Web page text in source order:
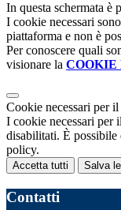
In questa schermata è
I cookie necessari
piattaforma e non è
Per conoscere quali
visionare la COOKIE
Cookie necessari per
I cookie necessari per
disabilitati. È possibile
policy.
Accetta tutti Salva
Contatti